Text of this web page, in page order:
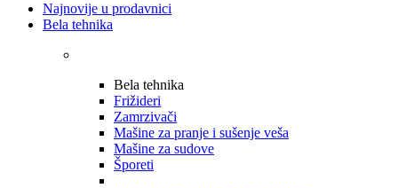
Najnovije u prodavnici
Bela tehnika
Bela tehnika
Frižideri
Zamrzivači
Mašine za pranje i sušenje veša
Mašine za sudove
Šporeti